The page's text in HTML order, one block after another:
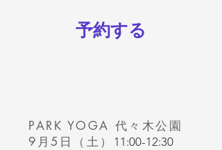
予約する
PARK YOGA 代々木公園
9月5日（土）
11:00-12:30